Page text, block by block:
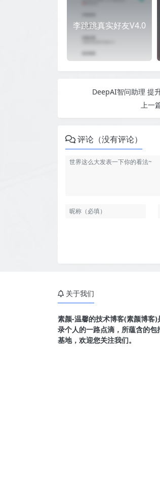
李跳跳真实好友V4.0
DeepAI智问助理 提
上一
评论（没有评论）
关于我们
素颜-温馨的技术博客(素颜博客
录个人的一路点滴，所蕴含的
基地，欢迎您关注我们。